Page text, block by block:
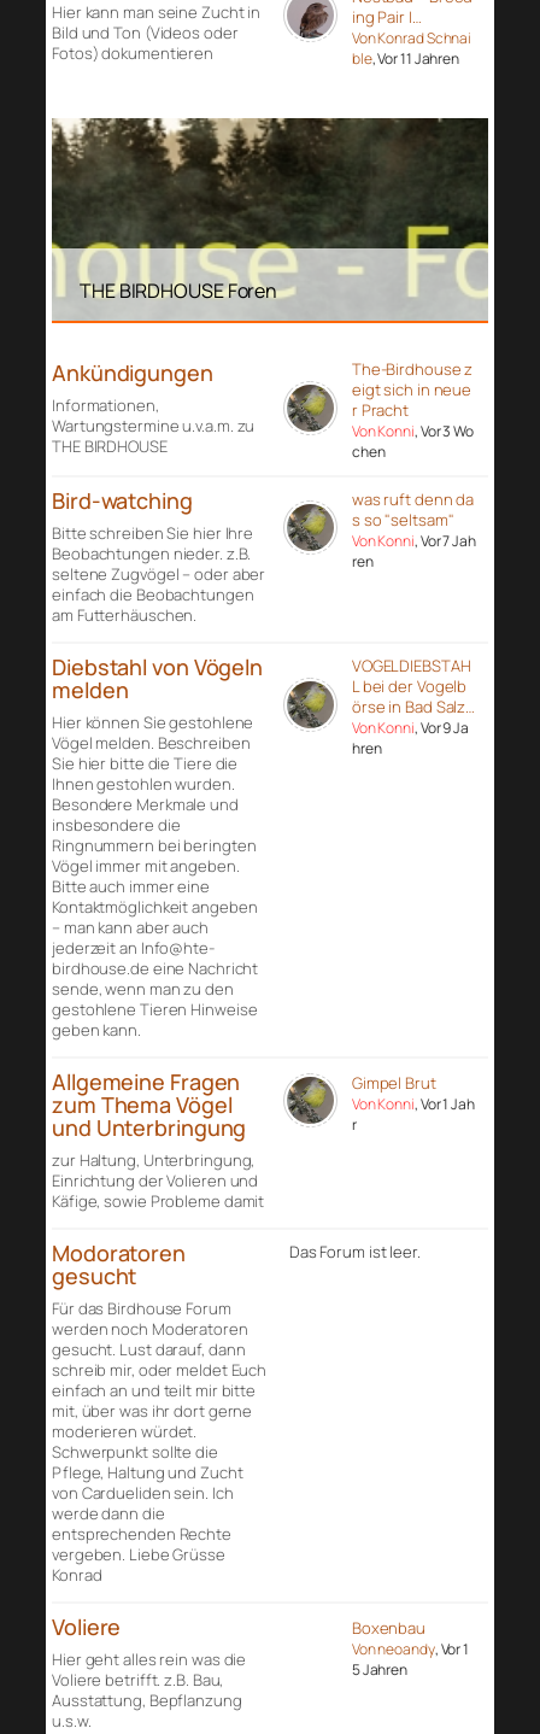
Hier kann man seine Zucht in
Bild und Ton (Videos oder
Fotos) dokumentieren
ing Pair I…
Von Konrad Schnai
ble, Vor 11 Jahren
THE BIRDHOUSE Foren
Ankündigungen
Informationen,
Wartungstermine u.v.a.m. zu
THE BIRDHOUSE
The-Birdhouse z
eigt sich in neue
r Pracht
Von Konni, Vor 3 Wo
chen
Bird-watching
Bitte schreiben Sie hier Ihre
Beobachtungen nieder. z.B.
seltene Zugvögel – oder aber
einfach die Beobachtungen
am Futterhäuschen.
was ruft denn da
s so "seltsam"
Von Konni, Vor 7 Jah
ren
Diebstahl von Vögeln
melden
Hier können Sie gestohlene
Vögel melden. Beschreiben
Sie hier bitte die Tiere die
Ihnen gestohlen wurden.
Besondere Merkmale und
insbesondere die
Ringnummern bei beringten
Vögel immer mit angeben.
Bitte auch immer eine
Kontaktmöglichkeit angeben
– man kann aber auch
jederzeit an Info@hte-
birdhouse.de eine Nachricht
sende, wenn man zu den
gestohlene Tieren Hinweise
geben kann.
VOGELDIEBSTAH
L bei der Vogelb
örse in Bad Salz…
Von Konni, Vor 9 Ja
hren
Allgemeine Fragen
zum Thema Vögel
und Unterbringung
zur Haltung, Unterbringung,
Einrichtung der Volieren und
Käfige, sowie Probleme damit
Gimpel Brut
Von Konni, Vor 1 Jah
r
Modoratoren
gesucht
Für das Birdhouse Forum
werden noch Moderatoren
gesucht. Lust darauf, dann
schreib mir, oder meldet Euch
einfach an und teilt mir bitte
mit, über was ihr dort gerne
moderieren würdet.
Schwerpunkt sollte die
Pflege, Haltung und Zucht
von Cardueliden sein. Ich
werde dann die
entsprechenden Rechte
vergeben. Liebe Grüsse
Konrad
Das Forum ist leer.
Voliere
Hier geht alles rein was die
Voliere betrifft. z.B. Bau,
Ausstattung, Bepflanzung
u.s.w.
Boxenbau
Von neoandy, Vor 1
5 Jahren